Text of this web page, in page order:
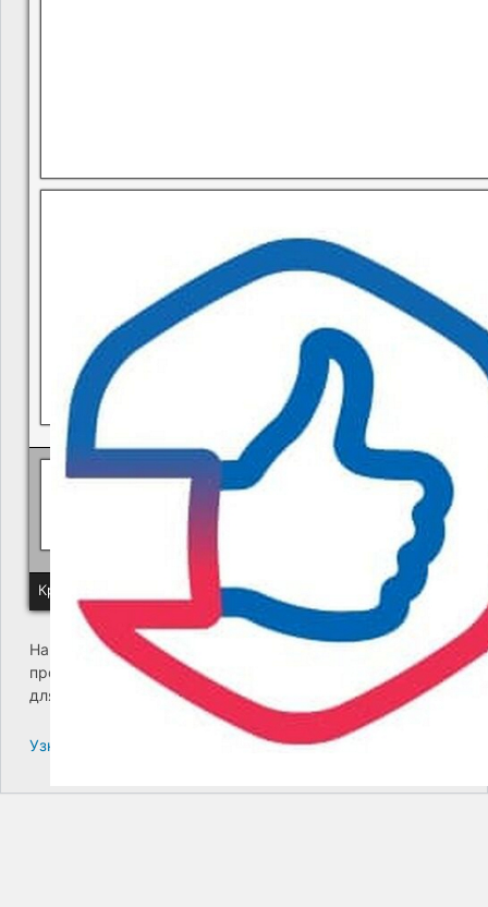
В квитанциях ошибки, в подъезде мусор, сотрудники
Политика КГУП "Камчатский водоканал" в отношении
Краевое государственное унитарное предприятие
На сайте возникла критическая ошибка. Пожалуйста,
проверьте входящие сообщения почты администратора
для дальнейших инструкций.
Узнайте больше про решение проблем с WordPress.